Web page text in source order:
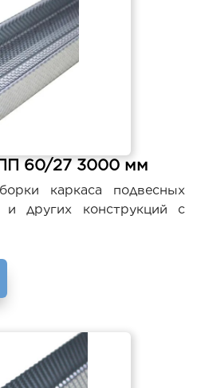
60/27 3000 мм
каркаса подвесных
и других конструкций с